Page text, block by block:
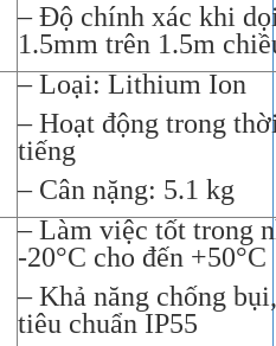
– Độ chính xác khi
1.5mm trên 1.5m
– Loại: Lithium Ion
– Hoạt động trong
tiếng
– Cân nặng: 5.1 kg
– Làm việc tốt trong
-20°C cho đến +50°C
– Khả năng chống
tiêu chuẩn IP55